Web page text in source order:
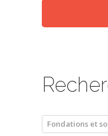
Fondations et